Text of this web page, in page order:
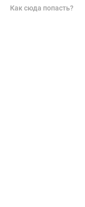
Как сюда попасть?